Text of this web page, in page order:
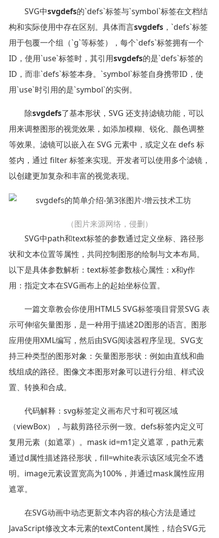
SVG中svgdefs的`defs`标签与`symbol`标签在文档结
构和实际使用中存在区别。具体而言svgdefs，`defs`标签
用于包覆一个组（`g`等标签），每个`defs`标签拥有一个
ID，使用`use`标签时，其引用svgdefs的是`defs`标签的
ID，而非`defs`标签本身。`symbol`标签自身携带ID，使
用`use`时引用的是`symbol`的实例。
除svgdefs了基本形状，SVG 还支持滤镜功能，可以
用来调整图形的视觉效果，如添加模糊、锐化、颜色调整
等效果。滤镜可以嵌入在 SVG 元素中，或定义在 defs 标
签内，通过 filter 标签来实现。开发者可以使用多个滤镜，
以创建更加复杂和丰富的视觉表现。
（图片来源网络，侵删）
SVG中path和text标签的参数通过定义坐标、路径形
状和文本位置等属性，共同控制图形的绘制与文本布局。
以下是具体参数解析：text标签参数核心属性：x和y作
用：指定文本在SVG画布上的起始坐标位置。
一篇文章教会你使用HTML5 SVG标签项目背景SVG 表
示可伸缩矢量图形，是一种用于描述2D图形的语言。图形
应用使用XML编写，然后由SVG阅读器程序呈现。SVG支
持三种类型的图形对象：矢量图形形状：例如由直线和曲
线组成的路径。图像文本图形对象可以进行分组、样式设
置、转换和合成。
代码解释：svg标签定义画布尺寸和可视区域
（viewBox），与裁剪路径示例一致。defs标签内定义可
复用元素（如遮罩）。mask id=m1定义遮罩，path元素
通过d属性描述路径形状，fill=white表示该区域完全不透
明。image元素设置宽高为100%，并通过mask属性应用
遮罩。
在SVG动画中动态更新文本内容的核心方法是通过
JavaScript修改文本元素的textContent属性，结合SVG元